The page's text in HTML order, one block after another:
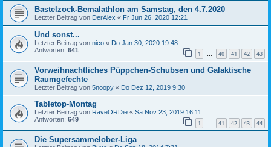
Bastelzock-Bemalathlon am Samstag, den 4.7.2020
Letzter Beitrag von DerAlex « Fr Jun 26, 2020 12:21
Und sonst...
Letzter Beitrag von nico « Do Jan 30, 2020 19:48
Antworten: 641 1 … 40 41 42 43
Vorweihnachtliches Püppchen-Schubsen und Galaktische
Raumgefechte
Letzter Beitrag von 5noopy « Do Dez 12, 2019 9:30
Tabletop-Montag
Letzter Beitrag von RaveORDie « Sa Nov 23, 2019 16:11
Antworten: 649 1 … 41 42 43 44
Die Supersammelober-Liga